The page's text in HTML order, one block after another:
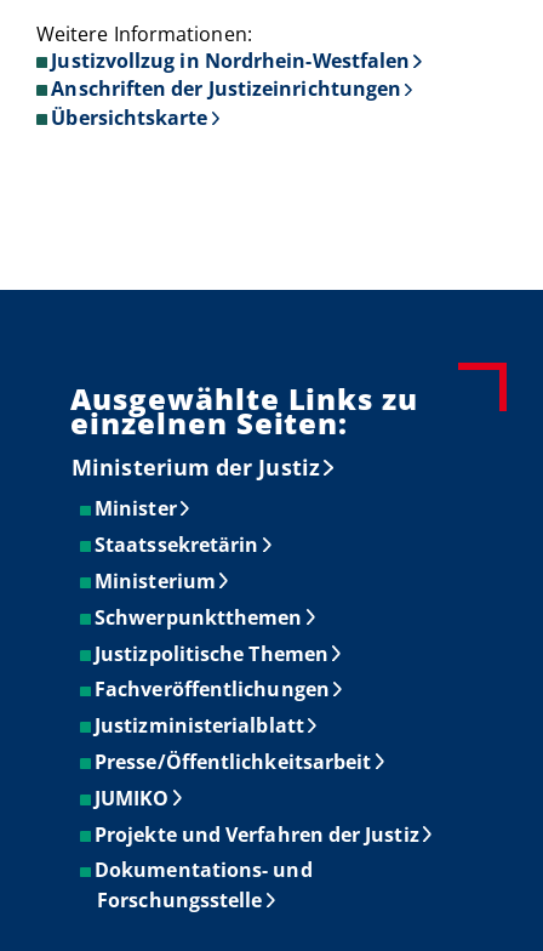
Weitere Informationen:
Justizvollzug in Nordrhein-Westfalen
Anschriften der Justizeinrichtungen
Übersichtskarte
Ausgewählte Links zu
einzelnen Seiten:
Ministerium der Justiz
Minister
Staatssekretärin
Ministerium
Schwerpunktthemen
Justizpolitische Themen
Fachveröffentlichungen
Justizministerialblatt
Presse/Öffentlichkeitsarbeit
JUMIKO
Projekte und Verfahren der Justiz
Dokumentations- und
Forschungsstelle